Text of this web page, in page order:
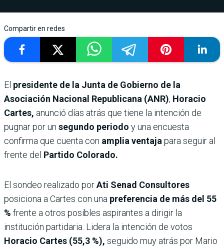
Compartir en redes
El presidente de la Junta de Gobierno de la
Asociación Nacional Republicana (ANR), Horacio
Cartes, anunció días atrás que tiene la intención de
pugnar por un segundo periodo y una encuesta
confirma que cuenta con amplia ventaja para seguir al
frente del Partido Colorado.
El sondeo realizado porAti Senad Consultores
posiciona a Cartes con una preferencia de más del 55
% frente a otros posibles aspirantes a dirigir la
institución partidaria. Lidera la intención de votos
Horacio Cartes (55,3 %), seguido muy atrás por Mario